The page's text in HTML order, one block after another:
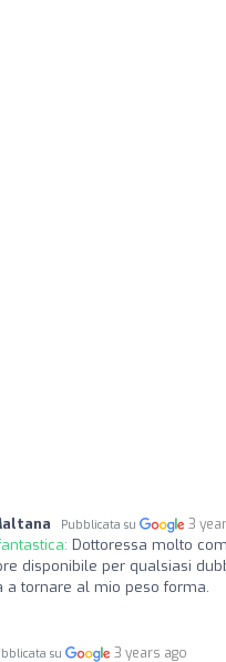
Pubblicata su 3
Dottoressa molto
disponibile per qualsiasi
a tornare al mio peso forma.
su 3 years ago